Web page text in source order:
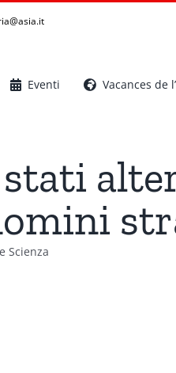
Eventi Vacances de
Scienza